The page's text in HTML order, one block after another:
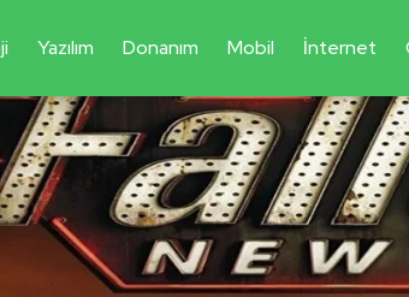
Yazılım Donanım Mobil İnternet